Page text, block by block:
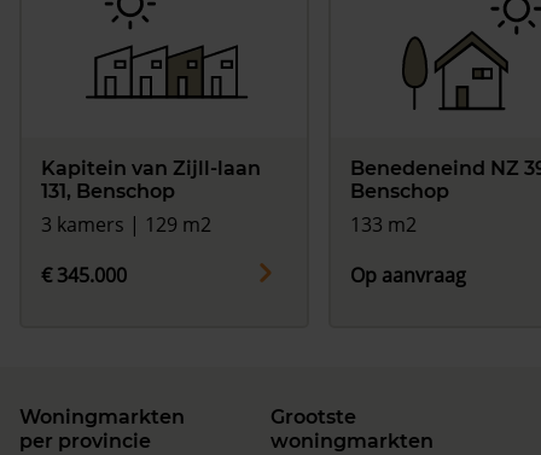
Kapitein van Zijll-laan
131, Benschop
3 kamers | 129 m2
€ 345.000
Benedeneind NZ
Benschop
133 m2
Op aanvraag
Woningmarkten
per provincie
Grootste
woningmarkten